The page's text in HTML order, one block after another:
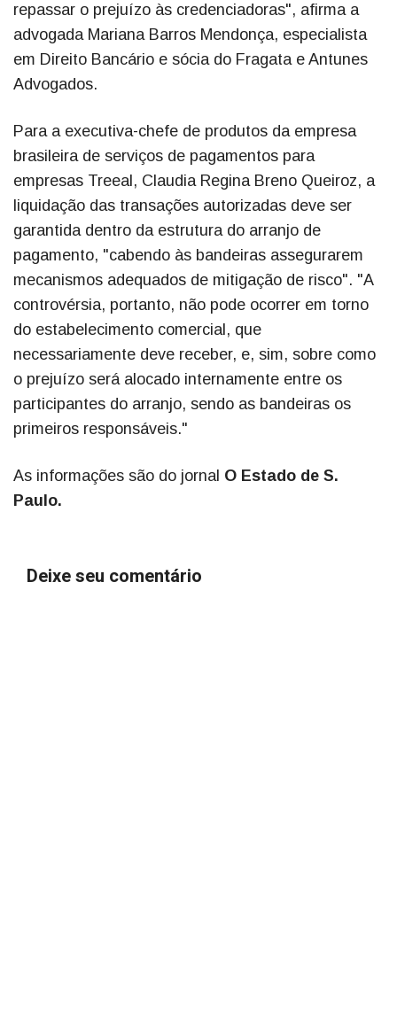
repassar o prejuízo às credenciadoras", afirma a
advogada Mariana Barros Mendonça, especialista
em Direito Bancário e sócia do Fragata e Antunes
Advogados.
Para a executiva-chefe de produtos da empresa
brasileira de serviços de pagamentos para
empresas Treeal, Claudia Regina Breno Queiroz, a
liquidação das transações autorizadas deve ser
garantida dentro da estrutura do arranjo de
pagamento, "cabendo às bandeiras assegurarem
mecanismos adequados de mitigação de risco". "A
controvérsia, portanto, não pode ocorrer em torno
do estabelecimento comercial, que
necessariamente deve receber, e, sim, sobre como
o prejuízo será alocado internamente entre os
participantes do arranjo, sendo as bandeiras os
primeiros responsáveis."
As informações são do jornal O Estado de S.
Paulo.
Deixe seu comentário